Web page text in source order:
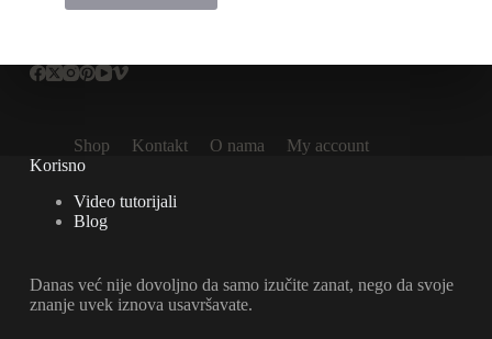
Shop Kontakt O nama
My account
Korisno
Video tutorijali
Blog
Danas već nije dovoljno da samo izučite zanat, nego da svoje
znanje uvek iznova usavršavate.